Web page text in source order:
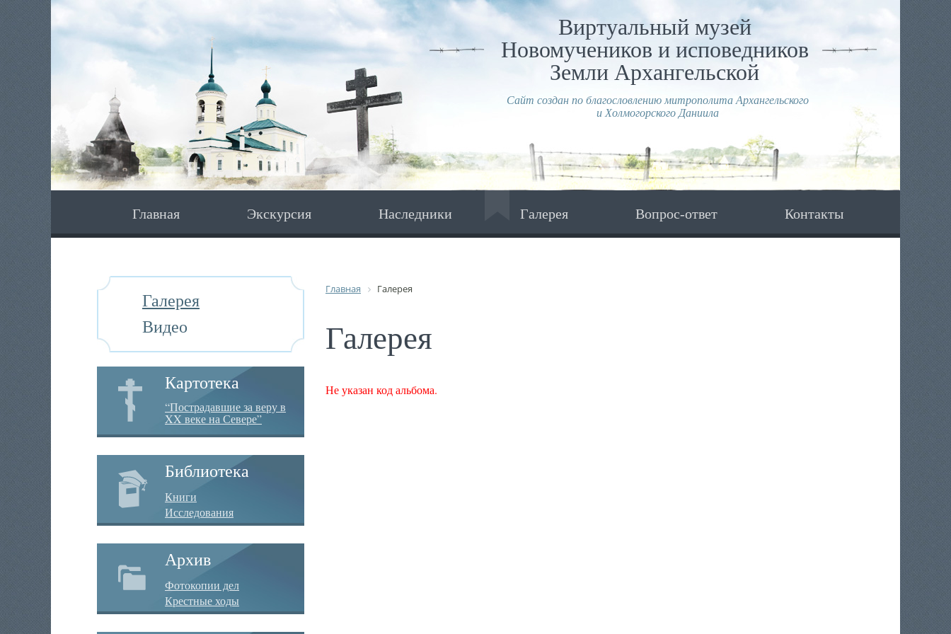
Виртуальный музей
Новомучеников и исповедников
Земли Архангельской
Сайт создан по благословлению митрополита Архангельского
и Холмогорского Даниила
Главная Экскурсия Наследники Галерея Вопрос-ответ Контакты
Галерея
Видео
Картотека
“Пострадавшие за веру в
XX веке на Севере”
Библиотека
Книги
Исследования
Архив
Фотокопии дел
Крестные ходы
Главная Галерея
Галерея
Не указан код альбома.